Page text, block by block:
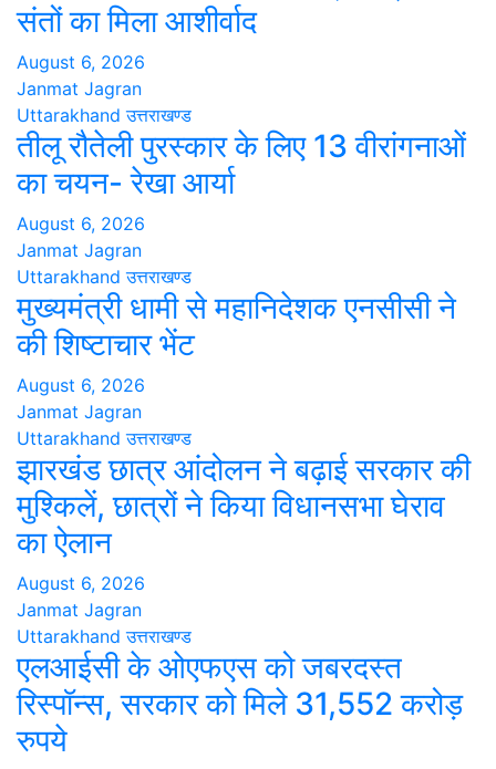
संतों का मिला आशीर्वाद
August 6, 2026
Janmat Jagran
Uttarakhand उत्तराखण्ड
तीलू रौतेली पुरस्कार के लिए 13 वीरांगनाओं
का चयन- रेखा आर्या
August 6, 2026
Janmat Jagran
Uttarakhand उत्तराखण्ड
मुख्यमंत्री धामी से महानिदेशक एनसीसी ने
की शिष्टाचार भेंट
August 6, 2026
Janmat Jagran
Uttarakhand उत्तराखण्ड
झारखंड छात्र आंदोलन ने बढ़ाई सरकार की
मुश्किलें, छात्रों ने किया विधानसभा घेराव
का ऐलान
August 6, 2026
Janmat Jagran
Uttarakhand उत्तराखण्ड
एलआईसी के ओएफएस को जबरदस्त
रिस्पॉन्स, सरकार को मिले 31,552 करोड़
रुपये